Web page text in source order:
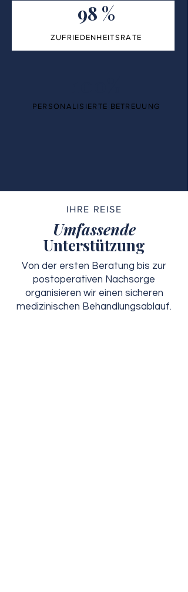
98 %
ZUFRIEDENHEITSRATE
PERSONALISIERTE BETREUUNG
IHRE REISE
Umfassende
Unterstützung
Von der ersten Beratung bis zur
postoperativen Nachsorge
organisieren wir einen sicheren
medizinischen Behandlungsablauf.